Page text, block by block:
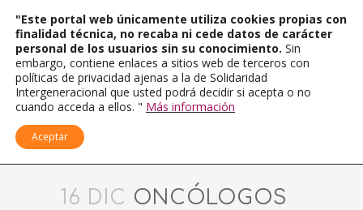
16 DIC ONCÓLOGOS
"Este portal web únicamente utiliza cookies propias con
finalidad técnica, no recaba ni cede datos de carácter
personal de los usuarios sin su conocimiento. Sin
embargo, contiene enlaces a sitios web de terceros con
políticas de privacidad ajenas a la de Solidaridad
Intergeneracional que usted podrá decidir si acepta o no
cuando acceda a ellos. " Más información
Aceptar